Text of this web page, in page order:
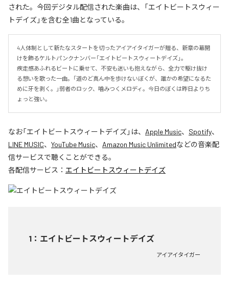
された。今回デジタル配信された楽曲は、「エイトビートスウィー
トデイズ」を含む全1曲となっている。
4人体制として新たなスタートを切ったアイアイタイガーが贈る、新章の幕開
けを飾るケルトパンクナンバー「エイトビートスウィートデイズ」。
疾走感あふれるビートに乗せて、不安も迷いも抱えながら、全力で駆け抜け
る想いを歌った一曲。「道のど真ん中を歩けないぼくが、誰かの希望になるた
めに牙を剥く。」弱者のロック、噛みつくメロディ。今日のぼくは昨日よりち
ょっと強い。
なお「エイトビートスウィートデイズ」は、 Apple Music、 Spotify、
LINE MUSIC、 YouTube Music、 Amazon Music Unlimitedなどの音楽配
信サービスで聴くことができる。
各配信サービス： エイトビートスウィートデイズ
1 ： エイトビートスウィートデイズ
アイアイタイガー